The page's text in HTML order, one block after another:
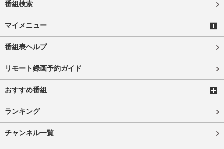
番組検索
マイメニュー
番組表ヘルプ
リモート録画予約ガイド
おすすめ番組
ランキング
チャンネル一覧